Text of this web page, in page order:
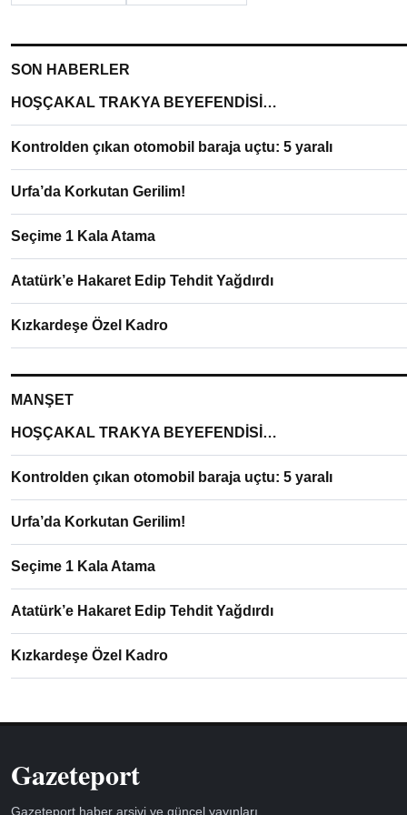
SON HABERLER
HOŞÇAKAL TRAKYA BEYEFENDİSİ…
Kontrolden çıkan otomobil baraja uçtu: 5 yaralı
Urfa’da Korkutan Gerilim!
Seçime 1 Kala Atama
Atatürk’e Hakaret Edip Tehdit Yağdırdı
Kızkardeşe Özel Kadro
MANŞET
HOŞÇAKAL TRAKYA BEYEFENDİSİ…
Kontrolden çıkan otomobil baraja uçtu: 5 yaralı
Urfa’da Korkutan Gerilim!
Seçime 1 Kala Atama
Atatürk’e Hakaret Edip Tehdit Yağdırdı
Kızkardeşe Özel Kadro
Gazeteport
Gazeteport haber arşivi ve güncel yayınları.